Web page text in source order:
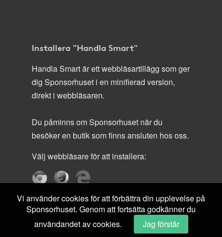
Installera "Handla Smart"
Handla Smart är ett webbläsartillägg som ger
dig Sponsorhuset i en minifierad version,
direkt i webbläsaren.
Du påminns om Sponsorhuset när du
besöker en butik som finns ansluten hos oss.
Välj webbläsare för att installera:
Vi använder cookies för att förbättra din upplevelse på
Sponsorhuset. Genom att fortsätta godkänner du
användandet av cookies.
Jag förstår